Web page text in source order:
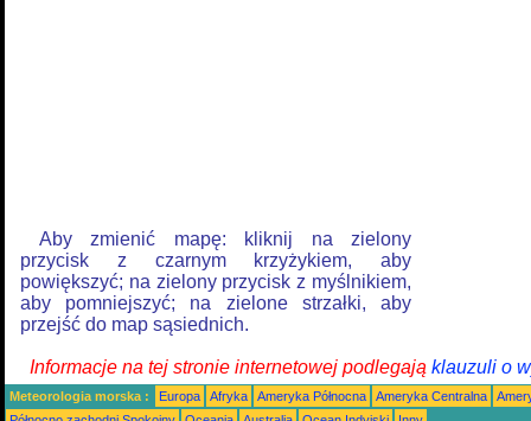
Aby zmienić mapę: kliknij na zielony
przycisk z czarnym krzyżykiem, aby
powiększyć; na zielony przycisk z myślnikiem,
aby pomniejszyć; na zielone strzałki, aby
przejść do map sąsiednich.
Informacje na tej stronie internetowej podlegają klauzuli o
Meteorologia morska : Europa Afryka Ameryka Północna Ameryka Centralna